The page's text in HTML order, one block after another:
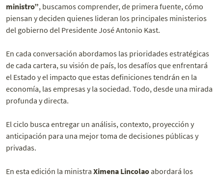
ministro”, buscamos comprender, de primera fuente, cómo
piensan y deciden quienes lideran los principales ministerios
del gobierno del Presidente José Antonio Kast.
En cada conversación abordamos las prioridades estratégicas
de cada cartera, su visión de país, los desafíos que enfrentará
el Estado y el impacto que estas definiciones tendrán en la
economía, las empresas y la sociedad. Todo, desde una mirada
profunda y directa.
El ciclo busca entregar un análisis, contexto, proyección y
anticipación para una mejor toma de decisiones públicas y
privadas.
En esta edición la ministra Ximena Lincolaoabordará los